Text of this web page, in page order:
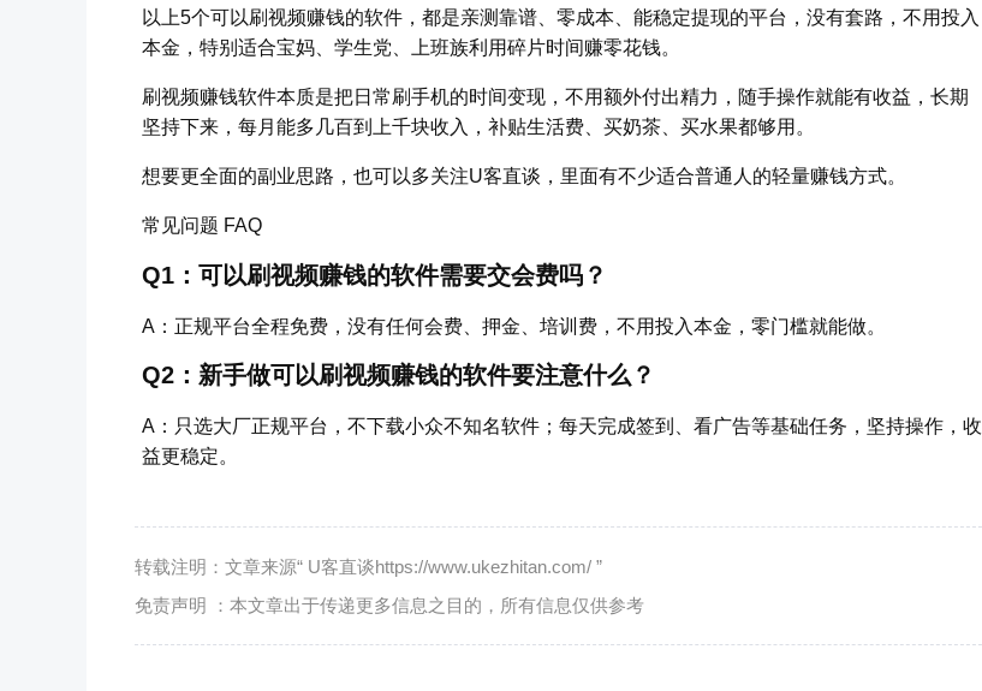
以上5个可以刷视频赚钱的软件，都是亲测靠谱、零成本、能稳定提现的平台，没有套路，不用投入
本金，特别适合宝妈、学生党、上班族利用碎片时间赚零花钱。
刷视频赚钱软件本质是把日常刷手机的时间变现，不用额外付出精力，随手操作就能有收益，长期
坚持下来，每月能多几百到上千块收入，补贴生活费、买奶茶、买水果都够用。
想要更全面的副业思路，也可以多关注U客直谈，里面有不少适合普通人的轻量赚钱方式。
常见问题 FAQ
Q1：可以刷视频赚钱的软件需要交会费吗？
A：正规平台全程免费，没有任何会费、押金、培训费，不用投入本金，零门槛就能做。
Q2：新手做可以刷视频赚钱的软件要注意什么？
A：只选大厂正规平台，不下载小众不知名软件；每天完成签到、看广告等基础任务，坚持操作，收
益更稳定。
转载注明：文章来源“ U客直谈https://www.ukezhitan.com/ ”
免责声明 ：本文章出于传递更多信息之目的，所有信息仅供参考